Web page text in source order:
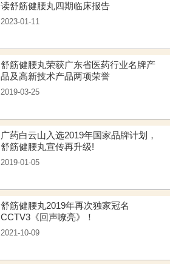
读舒筋健腰丸四期临床报告
2023-01-11
舒筋健腰丸荣获广东省医药行业名牌产
品及高新技术产品两项荣誉
2019-03-25
广药白云山入选2019年国家品牌计划，
舒筋健腰丸宣传再升级!
2019-01-05
舒筋健腰丸2019年再次独家冠名
CCTV3《回声嘹亮》！
2021-10-09